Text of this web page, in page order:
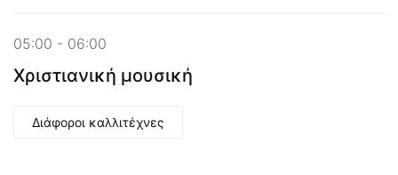
05:00 - 06:00
Χριστιανική μουσική
Διάφοροι καλλιτέχνες